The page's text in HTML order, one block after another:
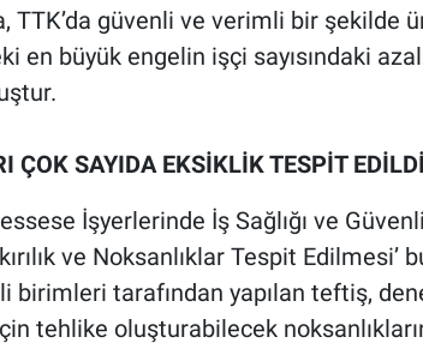
TTK’da güvenli ve verimli bir şekilde
en büyük engelin işçi sayısındaki
ÇOK SAYIDA EKSİKLİK TESPİT
İşyerlerinde İş Sağlığı ve
ve Noksanlıklar Tespit Edilmesi’
birimleri tarafından yapılan teftiş,
tehlike oluşturabilecek